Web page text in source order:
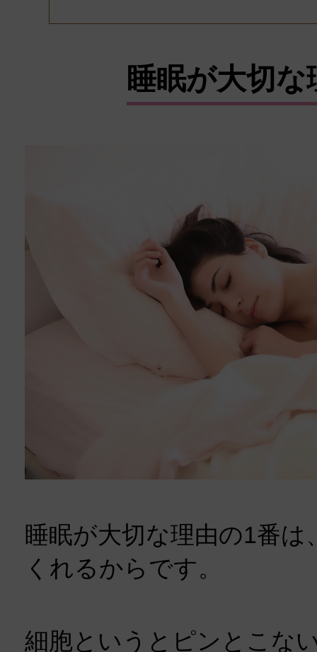
睡眠が大切な
睡眠が大切な理由の1番
くれるからです。
細胞というとピンとこな